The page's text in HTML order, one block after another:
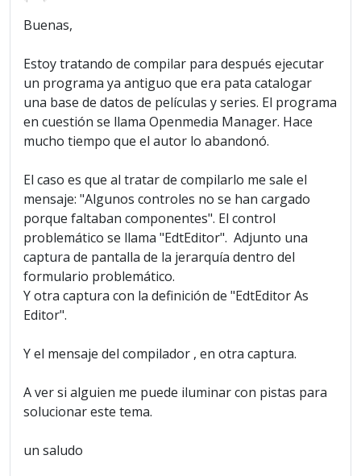
Buenas,
Estoy tratando de compilar para después ejecutar
un programa ya antiguo que era pata catalogar
una base de datos de películas y series. El programa
en cuestión se llama Openmedia Manager. Hace
mucho tiempo que el autor lo abandonó.
El caso es que al tratar de compilarlo me sale el
mensaje: "Algunos controles no se han cargado
porque faltaban componentes". El control
problemático se llama "EdtEditor". Adjunto una
captura de pantalla de la jerarquía dentro del
formulario problemático.
Y otra captura con la definición de "EdtEditor As
Editor".
Y el mensaje del compilador , en otra captura.
A ver si alguien me puede iluminar con pistas para
solucionar este tema.
un saludo